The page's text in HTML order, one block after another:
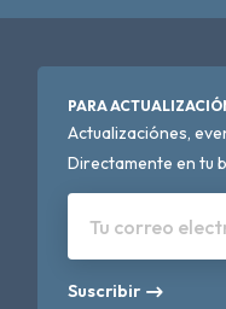
PARA
Actualizaciónes,
Directamente en tu
Tu correo
Suscribir